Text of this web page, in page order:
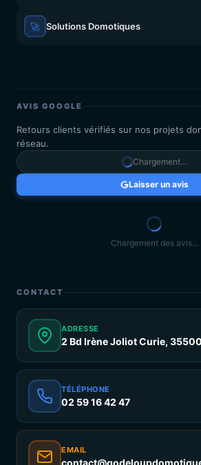
🚀 Solutions Domotiques
AVIS GOOGLE
Retours clients vérifiés sur nos projets
réseau.
Chargement...
Laisser un avis
Chargement des avis...
CONTACT
ADRESSE
2 Bd Irène Joliot Curie,
TÉLÉPHONE
02 59 16 42 47
EMAIL